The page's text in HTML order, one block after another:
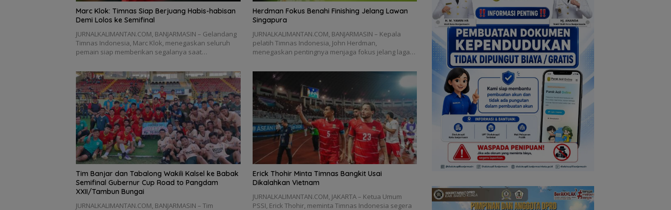
Marc Klok: Timnas Siap Berjuang Habis-habisan
Demi Lolos ke Semifinal
JURNALKALIMANTAN.COM, BANJARMASIN – Gelandang
Timnas Indonesia, Marc Klok, menegaskan seluruh
pemain siap memberikan segalanya saat…
Herdman Fokus Benahi Finishing Jelang Lawan
Singapura
JURNALKALIMANTAN.COM, BANJARMASIN – Kepala
pelatih Timnas Indonesia, John Herdman,
menegaskan pentingnya menjaga fokus jelang laga…
Tim Banjar dan Tabalong Wakili Kalsel ke Babak
Semifinal Gubernur Cup Road to Pangdam
XXII/Tambun Bungai
JURNALKALIMANTAN.COM, BANJARMASIN – Tim
Erick Thohir Minta Timnas Bangkit Usai
Dikalahkan Vietnam
JURNALKALIMANTAN.COM, JAKARTA – Ketua Umum
PSSI, Erick Thohir, meminta Timnas Indonesia segera